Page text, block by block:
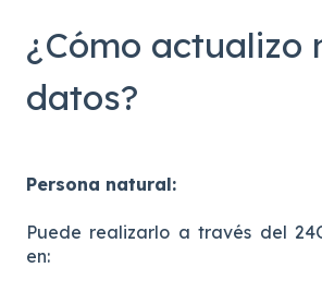
¿Cómo actualizo
datos?
Persona natural:
Puede realizarlo a través del
en: